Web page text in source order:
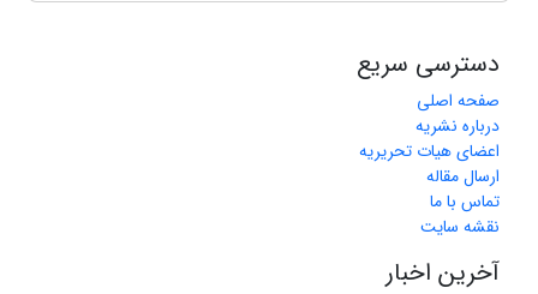
دسترسی سریع
صفحه اصلی
درباره نشریه
اعضای هیات تحریریه
ارسال مقاله
تماس با ما
نقشه سایت
آخرین اخبار